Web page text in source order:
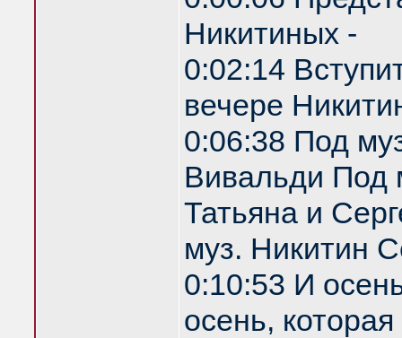
Никитиных -
0:02:14
вечере
0:06:38 Под
Вивальди Под
Татьяна и
муз. Никитин
0:10:53 И
осень,